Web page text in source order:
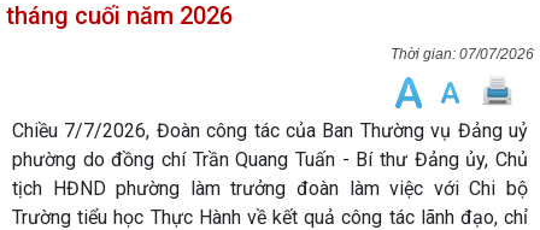
tháng cuối năm 2026
07/07/2026
Chiều 7/7/2026, Đoàn công tác của Ban Thường vụ Đảng uỷ
phường do đồng chí Trần Quang Tuấn - Bí thư Đảng ủy, Chủ
tịch HĐND phường làm trưởng đoàn làm việc với Chi bộ
Trường tiểu học Thực Hành về kết quả công tác lãnh đạo, chỉ